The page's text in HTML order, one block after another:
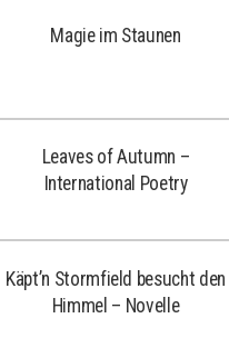
Magie im Staunen
Leaves of Autumn –
International Poetry
Käpt’n Stormfield besucht den
Himmel – Novelle